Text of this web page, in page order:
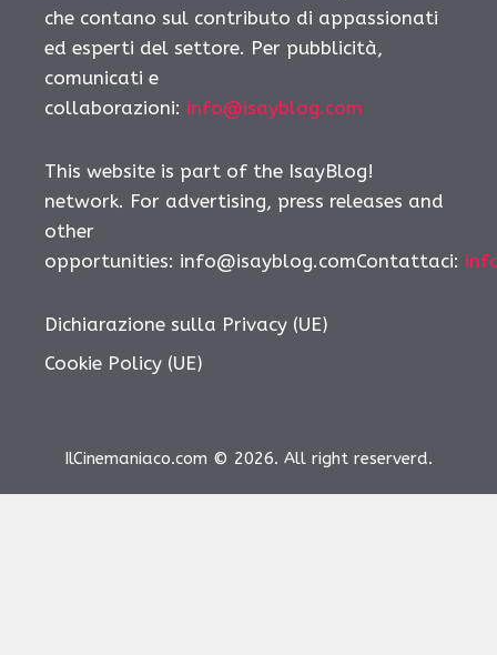
che contano sul contributo di appassionati
ed esperti del settore. Per pubblicità,
comunicati e
collaborazioni: info@isayblog.com
This website is part of the IsayBlog!
network. For advertising, press releases and
other
opportunities: info@isayblog.comContattaci:
Dichiarazione sulla Privacy (UE)
Cookie Policy (UE)
IlCinemaniaco.com © 2026. All right reserverd.